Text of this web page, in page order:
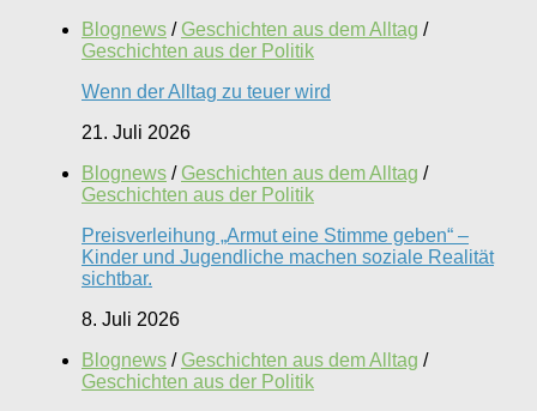
Blognews / Geschichten aus dem Alltag /
Geschichten aus der Politik
Wenn der Alltag zu teuer wird
21. Juli 2026
Blognews / Geschichten aus dem Alltag /
Geschichten aus der Politik
Preisverleihung „Armut eine Stimme geben“ –
Kinder und Jugendliche machen soziale Realität
sichtbar.
8. Juli 2026
Blognews / Geschichten aus dem Alltag /
Geschichten aus der Politik